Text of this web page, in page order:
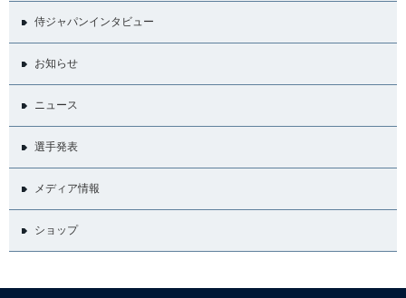
侍ジャパンインタビュー
お知らせ
ニュース
選手発表
メディア情報
ショップ